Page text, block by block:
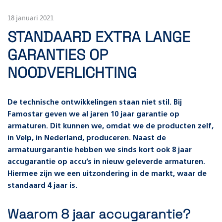
18 januari 2021
STANDAARD EXTRA LANGE
GARANTIES OP
NOODVERLICHTING
De technische ontwikkelingen staan niet stil. Bij
Famostar geven we al jaren 10 jaar garantie op
armaturen. Dit kunnen we, omdat we de producten zelf,
in Velp, in Nederland, produceren. Naast de
armatuurgarantie hebben we sinds kort ook 8 jaar
accugarantie op accu’s in nieuw geleverde armaturen.
Hiermee zijn we een uitzondering in de markt, waar de
standaard 4 jaar is.
Waarom 8 jaar accugarantie?